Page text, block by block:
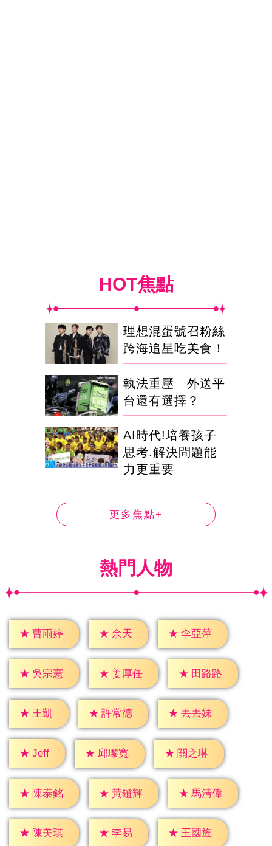
HOT焦點
理想混蛋號召粉絲
跨海追星吃美食！
執法重壓 外送平
台還有選擇？
AI時代!培養孩子
思考.解決問題能
力更重要
更多焦點+
熱門人物
★ 曹雨婷 ★ 余天 ★ 李亞萍
★ 吳宗憲 ★ 姜厚任 ★ 田路路
★ 王凱 ★ 許常德 ★ 丟丟妹
★ Jeff ★ 邱瓈寬 ★ 關之琳
★ 陳泰銘 ★ 黃鐙輝 ★ 馬清偉
★ 陳美琪 ★ 李易 ★ 王國旌